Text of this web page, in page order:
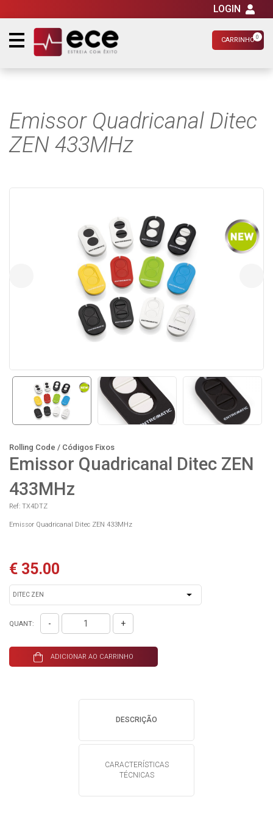
CARRINHO 0
LOGIN
Emissor Quadricanal Ditec
ZEN 433MHz
Rolling Code / Códigos Fixos
Emissor Quadricanal Ditec ZEN
433MHz
Ref: TX4DTZ
Emissor Quadricanal Ditec ZEN 433MHz
€ 35.00
QUANT: - +
ADICIONAR AO CARRINHO
DESCRIÇÃO
CARACTERÍSTICAS
TÉCNICAS